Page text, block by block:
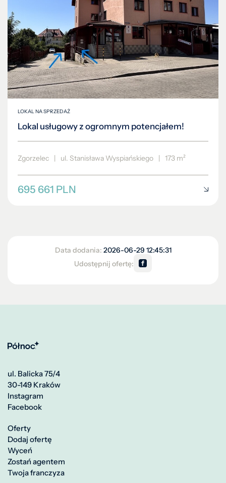
LOKAL NA SPRZEDAŻ
Lokal usługowy z ogromnym potencjałem!
Zgorzelec | ul. Stanisława Wyspiańskiego | 173 m²
695 661 PLN
Data dodania: 2026-06-29 12:45:31
Udostępnij ofertę:
ul. Balicka 75/4
30-149 Kraków
Instagram
Facebook
Oferty
Dodaj ofertę
Wyceń
Zostań agentem
Twoja franczyza